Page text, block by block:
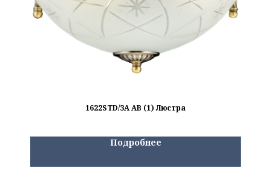
1622STD/3A AB (1) Люстра
Подробнее